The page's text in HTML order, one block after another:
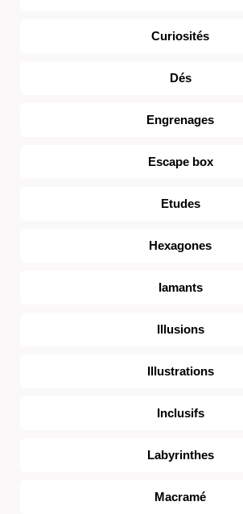
Curiosités
Dés
Engrenages
Escape box
Etudes
Hexagones
Iamants
Illusions
Illustrations
Inclusifs
Labyrinthes
Macramé